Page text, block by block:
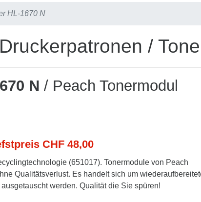
HL-1670 N
/
N / Peach Tonermodul
CHF 48,00
(651017). Tonermodule von Peach
Qualitätsverlust. Es handelt sich um
werden. Qualität die Sie spüren!